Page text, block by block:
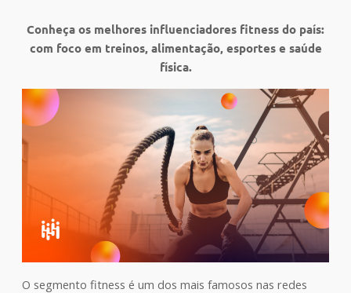
Conheça os melhores influenciadores fitness do país:
com foco em treinos, alimentação, esportes e saúde
física.
O segmento fitness é um dos mais famosos nas redes